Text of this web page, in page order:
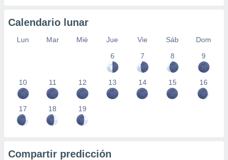
Calendario lunar
Lun Mar Mié Jue Vie Sáb
Dom
6
7 8 9
10 11 12 13 14 15 16
17 18 19
Compartir predicción